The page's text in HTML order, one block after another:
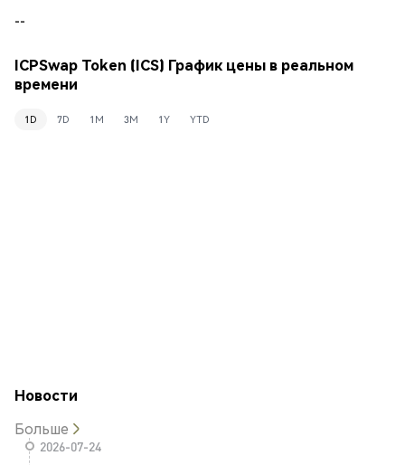
--
ICPSwap Token (ICS) График цены в реальном
времени
1D 7D 1M 3M 1Y YTD
Новости
Больше
2026-07-24